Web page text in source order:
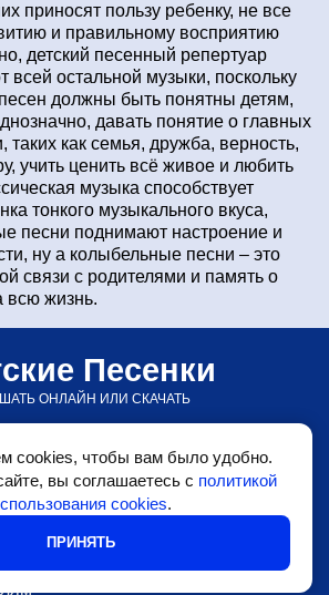
приносят пользу ребенку, не все
и правильному восприятию
детский песенный репертуар
всей остальной музыки, поскольку
должны быть понятны детям,
давать понятие о главных
таких как семья, дружба, верность,
учить ценить всё живое и любить
музыка способствует
тонкого музыкального вкуса,
песни поднимают настроение и
ну а колыбельные песни – это
связи с родителями и память о
всю жизнь.
Песенки
ОНЛАЙН ИЛИ СКАЧАТЬ
cookies, чтобы вам было удобно.
вы соглашаетесь с политикой
cookies.
ПРИНЯТЬ